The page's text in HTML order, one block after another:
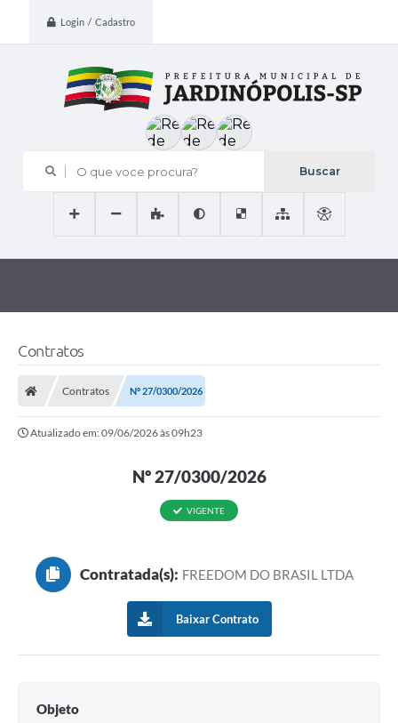
Login / Cadastro
O que voce procura?
Contratos
Contratos Nº 27/0300/2026
Atualizado em: 09/06/2026 às 09h23
Nº 27/0300/2026
VIGENTE
Contratada(s): FREEDOM DO BRASIL LTDA
Baixar Contrato
Objeto